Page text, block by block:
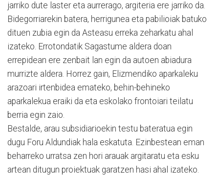
jarriko dute laster eta aurrerago, argiteria ere jarriko da.
Bidegorriarekin batera, herrigunea eta pabilioiak batuko
dituen zubia egin da Asteasu erreka zeharkatu ahal
izateko. Errotondatik Sagastume aldera doan
errepidean ere zenbait lan egin da autoen abiadura
murrizte aldera. Horrez gain, Elizmendiko aparkaleku
arazoari irtenbidea emateko, behin-behineko
aparkalekua eraiki da eta eskolako frontoiari teilatu
berria egin zaio.
Bestalde, arau subsidiarioekin testu bateratua egin
dugu Foru Aldundiak hala eskatuta. Ezinbestean eman
beharreko urratsa zen hori arauak argitaratu eta esku
artean ditugun proiektuak garatzen hasi ahal izateko.